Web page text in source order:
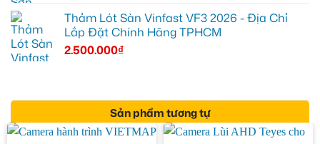
Thảm Lót Sàn Vinfast VF3 2026 - Địa Chỉ
Lắp Đặt Chính Hãng TPHCM
2.500.000₫
Sản phẩm tương tự